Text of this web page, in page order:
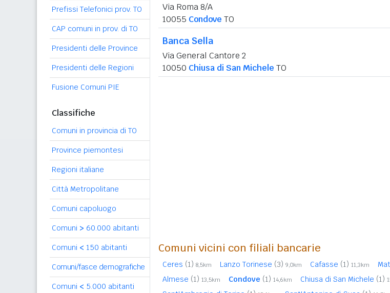
Prefissi Telefonici prov. TO
CAP comuni in prov. di TO
Presidenti delle Province
Presidenti delle Regioni
Fusione Comuni PIE
Classifiche
Comuni in provincia di TO
Province piemontesi
Regioni italiane
Città Metropolitane
Comuni capoluogo
Comuni > 60.000 abitanti
Comuni < 150 abitanti
Comuni/fasce demografiche
Comuni < 5.000 abitanti
Via Roma 8/A
10055 Condove TO
Banca Sella
Via General Cantore 2
10050 Chiusa di San Michele TO
Comuni vicini con filiali bancarie
Ceres (1) 8,5km Lanzo Torinese (3) 9,0km Cafasse (1) 11,3km
Almese (1) 13,5km Condove (1) 14,6km Chiusa di San Michele (1)